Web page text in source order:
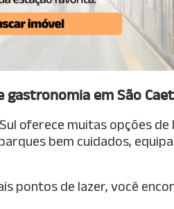
gastronomia em São
oferece muitas opções
bem cuidados,
pontos de lazer, você